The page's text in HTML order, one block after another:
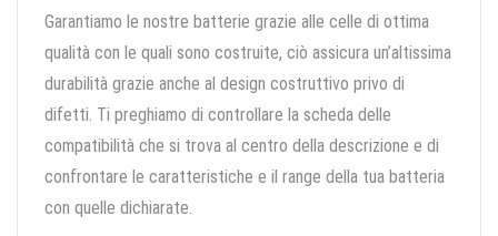
Garantiamo le nostre batterie grazie alle celle di ottima
qualità con le quali sono costruite, ciò assicura un’altissima
durabilità grazie anche al design costruttivo privo di
difetti. Ti preghiamo di controllare la scheda delle
compatibilità che si trova al centro della descrizione e di
confrontare le caratteristiche e il range della tua batteria
con quelle dichiarate.